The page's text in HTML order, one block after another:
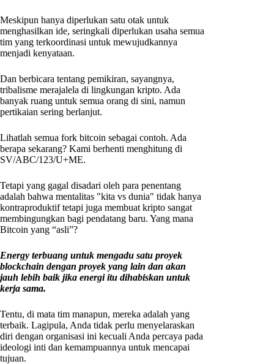
Meskipun hanya diperlukan satu otak untuk
menghasilkan ide, seringkali diperlukan usaha semua
tim yang terkoordinasi untuk mewujudkannya
menjadi kenyataan.
Dan berbicara tentang pemikiran, sayangnya,
tribalisme merajalela di lingkungan kripto. Ada
banyak ruang untuk semua orang di sini, namun
pertikaian sering berlanjut.
Lihatlah semua fork bitcoin sebagai contoh. Ada
berapa sekarang? Kami berhenti menghitung di
SV/ABC/123/U+ME.
Tetapi yang gagal disadari oleh para penentang
adalah bahwa mentalitas "kita vs dunia" tidak hanya
kontraproduktif tetapi juga membuat kripto sangat
membingungkan bagi pendatang baru. Yang mana
Bitcoin yang “asli”?
Energy terbuang untuk mengadu satu proyek
blockchain dengan proyek yang lain dan akan
jauh lebih baik jika energi itu dihabiskan untuk
kerja sama.
Tentu, di mata tim manapun, mereka adalah yang
terbaik. Lagipula, Anda tidak perlu menyelaraskan
diri dengan organisasi ini kecuali Anda percaya pada
ideologi inti dan kemampuannya untuk mencapai
tujuan.